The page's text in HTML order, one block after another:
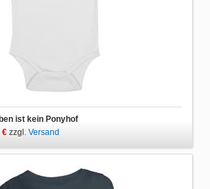
ist kein Ponyhof
€ zzgl. Versand